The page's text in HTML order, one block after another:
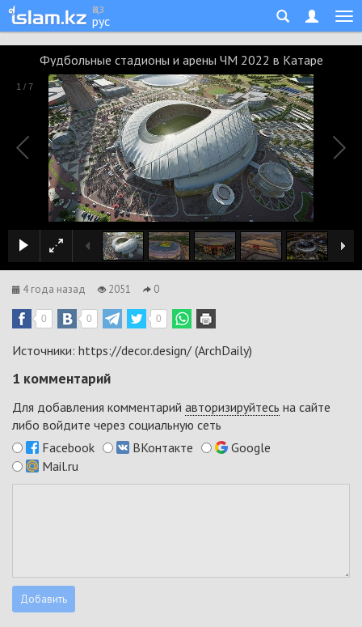
қаз
рус
Фудбольные стадионы и арены ЧМ 2022 в Катаре
1 / 7
4 года назад 2051 0
0 0 0
Источники: https://decor.design/ (АrchDаily)
1 комментарий
Для добавления комментарий авторизируйтесь на сайте
либо войдите через социальную сеть
Facebook
ВКонтакте
Google
Mail.ru